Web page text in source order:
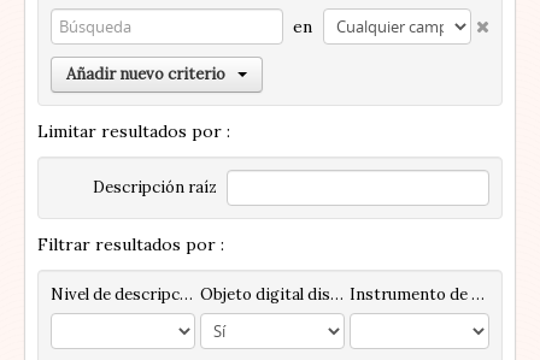
en
Añadir nuevo criterio
Limitar resultados por :
Descripción raíz
Filtrar resultados por :
Nivel de descripción Objeto digital disponibles Instrumento de descripción